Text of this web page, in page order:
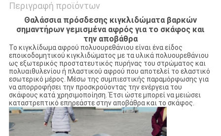
Περιγραφή προϊόντων
Θαλάσσια πρόσδεσης κιγκλιδώματα βαρκών
σημαντήρων γεμισμένα αφρός για το σκάφος και
την αποβάθρα
Το κιγκλίδωμα αφρού πολυουρεθάνιου είναι ένα είδος
εποικοδομητικού κιγκλιδώματος με τα υλικά πολυουρεθάνιου
ως εξωτερικός προστατευτικός πυρήνας του στρώματος και
πολυαιθυλενίου ή πλαστικού αφρού που αποτελεί το ελαστικό
εσωτερικό μέρος. Μέσω της συμπιεστικής παραμόρφωσης για
να απορροφήσει την προσκρούοντας την ενέργεια του
σκάφους κατά χρησιμοποίηση. Έτσι ώστε μπορεί να μειώσει
καταστρεπτικό επηρεάστε στην αποβάθρα και το σκάφος.